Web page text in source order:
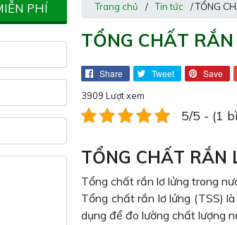
Trang chủ / Tin tức / TỔNG
TỔNG CHẤT
Share Tweet Save
3909 Lượt xem
5/5 - (1
TỔNG CHẤT RẮN
Tổng chất rắn lơ lửng trong
Tổng chất rắn lơ lửng (TSS)
dụng để đo lường chất lượng
PHÍ